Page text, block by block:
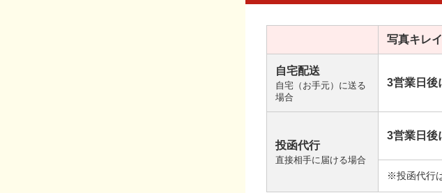
写真キレイ
自宅配送
自宅（お手元）に送る
場合
3営業日後
投函代行
直接相手に届ける場合
3営業日後
※投函代行